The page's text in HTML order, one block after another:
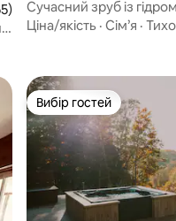
4,95 з 5, відгуки: 155
Сучасний зруб із
ванною біля озера
Ціна/якість · Сім’я · Тихо
Вибір гостей
Вибір гостей